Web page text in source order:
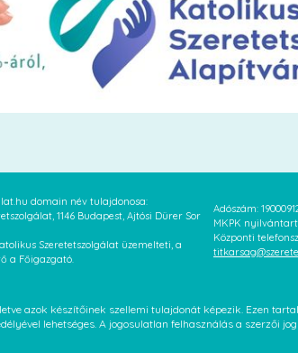
domain név tulajdonosa:
1146 Budapest, Ajtósi Dürer Sor
Szeretetszolgálat üzemelteti, a
a Főigazgató.
Adószám:
MKPK
Központi
azok készítőinek szellemi tulajdonát képezik. Ezen
lehetséges. A jogosulatlan felhasználás a szerzői